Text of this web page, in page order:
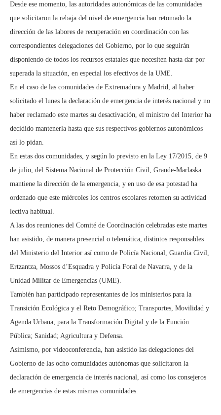
Desde ese momento, las autoridades autonómicas de las comunidades
que solicitaron la rebaja del nivel de emergencia han retomado la
dirección de las labores de recuperación en coordinación con las
correspondientes delegaciones del Gobierno, por lo que seguirán
disponiendo de todos los recursos estatales que necesiten hasta dar por
superada la situación, en especial los efectivos de la UME.
En el caso de las comunidades de Extremadura y Madrid, al haber
solicitado el lunes la declaración de emergencia de interés nacional y no
haber reclamado este martes su desactivación, el ministro del Interior ha
decidido mantenerla hasta que sus respectivos gobiernos autonómicos
así lo pidan.
En estas dos comunidades, y según lo previsto en la Ley 17/2015, de 9
de julio, del Sistema Nacional de Protección Civil, Grande-Marlaska
mantiene la dirección de la emergencia, y en uso de esa potestad ha
ordenado que este miércoles los centros escolares retomen su actividad
lectiva habitual.
A las dos reuniones del Comité de Coordinación celebradas este martes
han asistido, de manera presencial o telemática, distintos responsables
del Ministerio del Interior así como de Policía Nacional, Guardia Civil,
Ertzantza, Mossos d’Esquadra y Policía Foral de Navarra, y de la
Unidad Militar de Emergencias (UME).
También han participado representantes de los ministerios para la
Transición Ecológica y el Reto Demográfico; Transportes, Movilidad y
Agenda Urbana; para la Transformación Digital y de la Función
Pública; Sanidad; Agricultura y Defensa.
Asimismo, por videoconferencia, han asistido las delegaciones del
Gobierno de las ocho comunidades autónomas que solicitaron la
declaración de emergencia de interés nacional, así como los consejeros
de emergencias de estas mismas comunidades.